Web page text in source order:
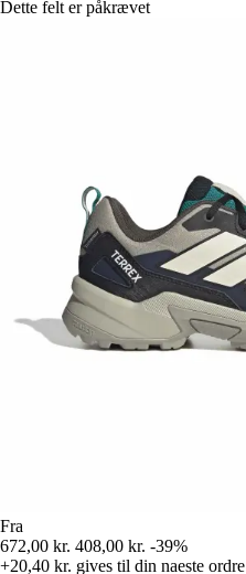
Dette felt er påkrævet
Fra
672,00 kr. 408,00 kr. -39%
+20,40 kr. gives til din naeste ordre